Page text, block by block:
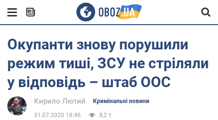
Окупанти знову порушили
режим тиші, ЗСУ не стріляли
у відповідь – штаб ООС
Кирило Лютий Кримінальні новини
31.07.2020 18:46 8,2 т.